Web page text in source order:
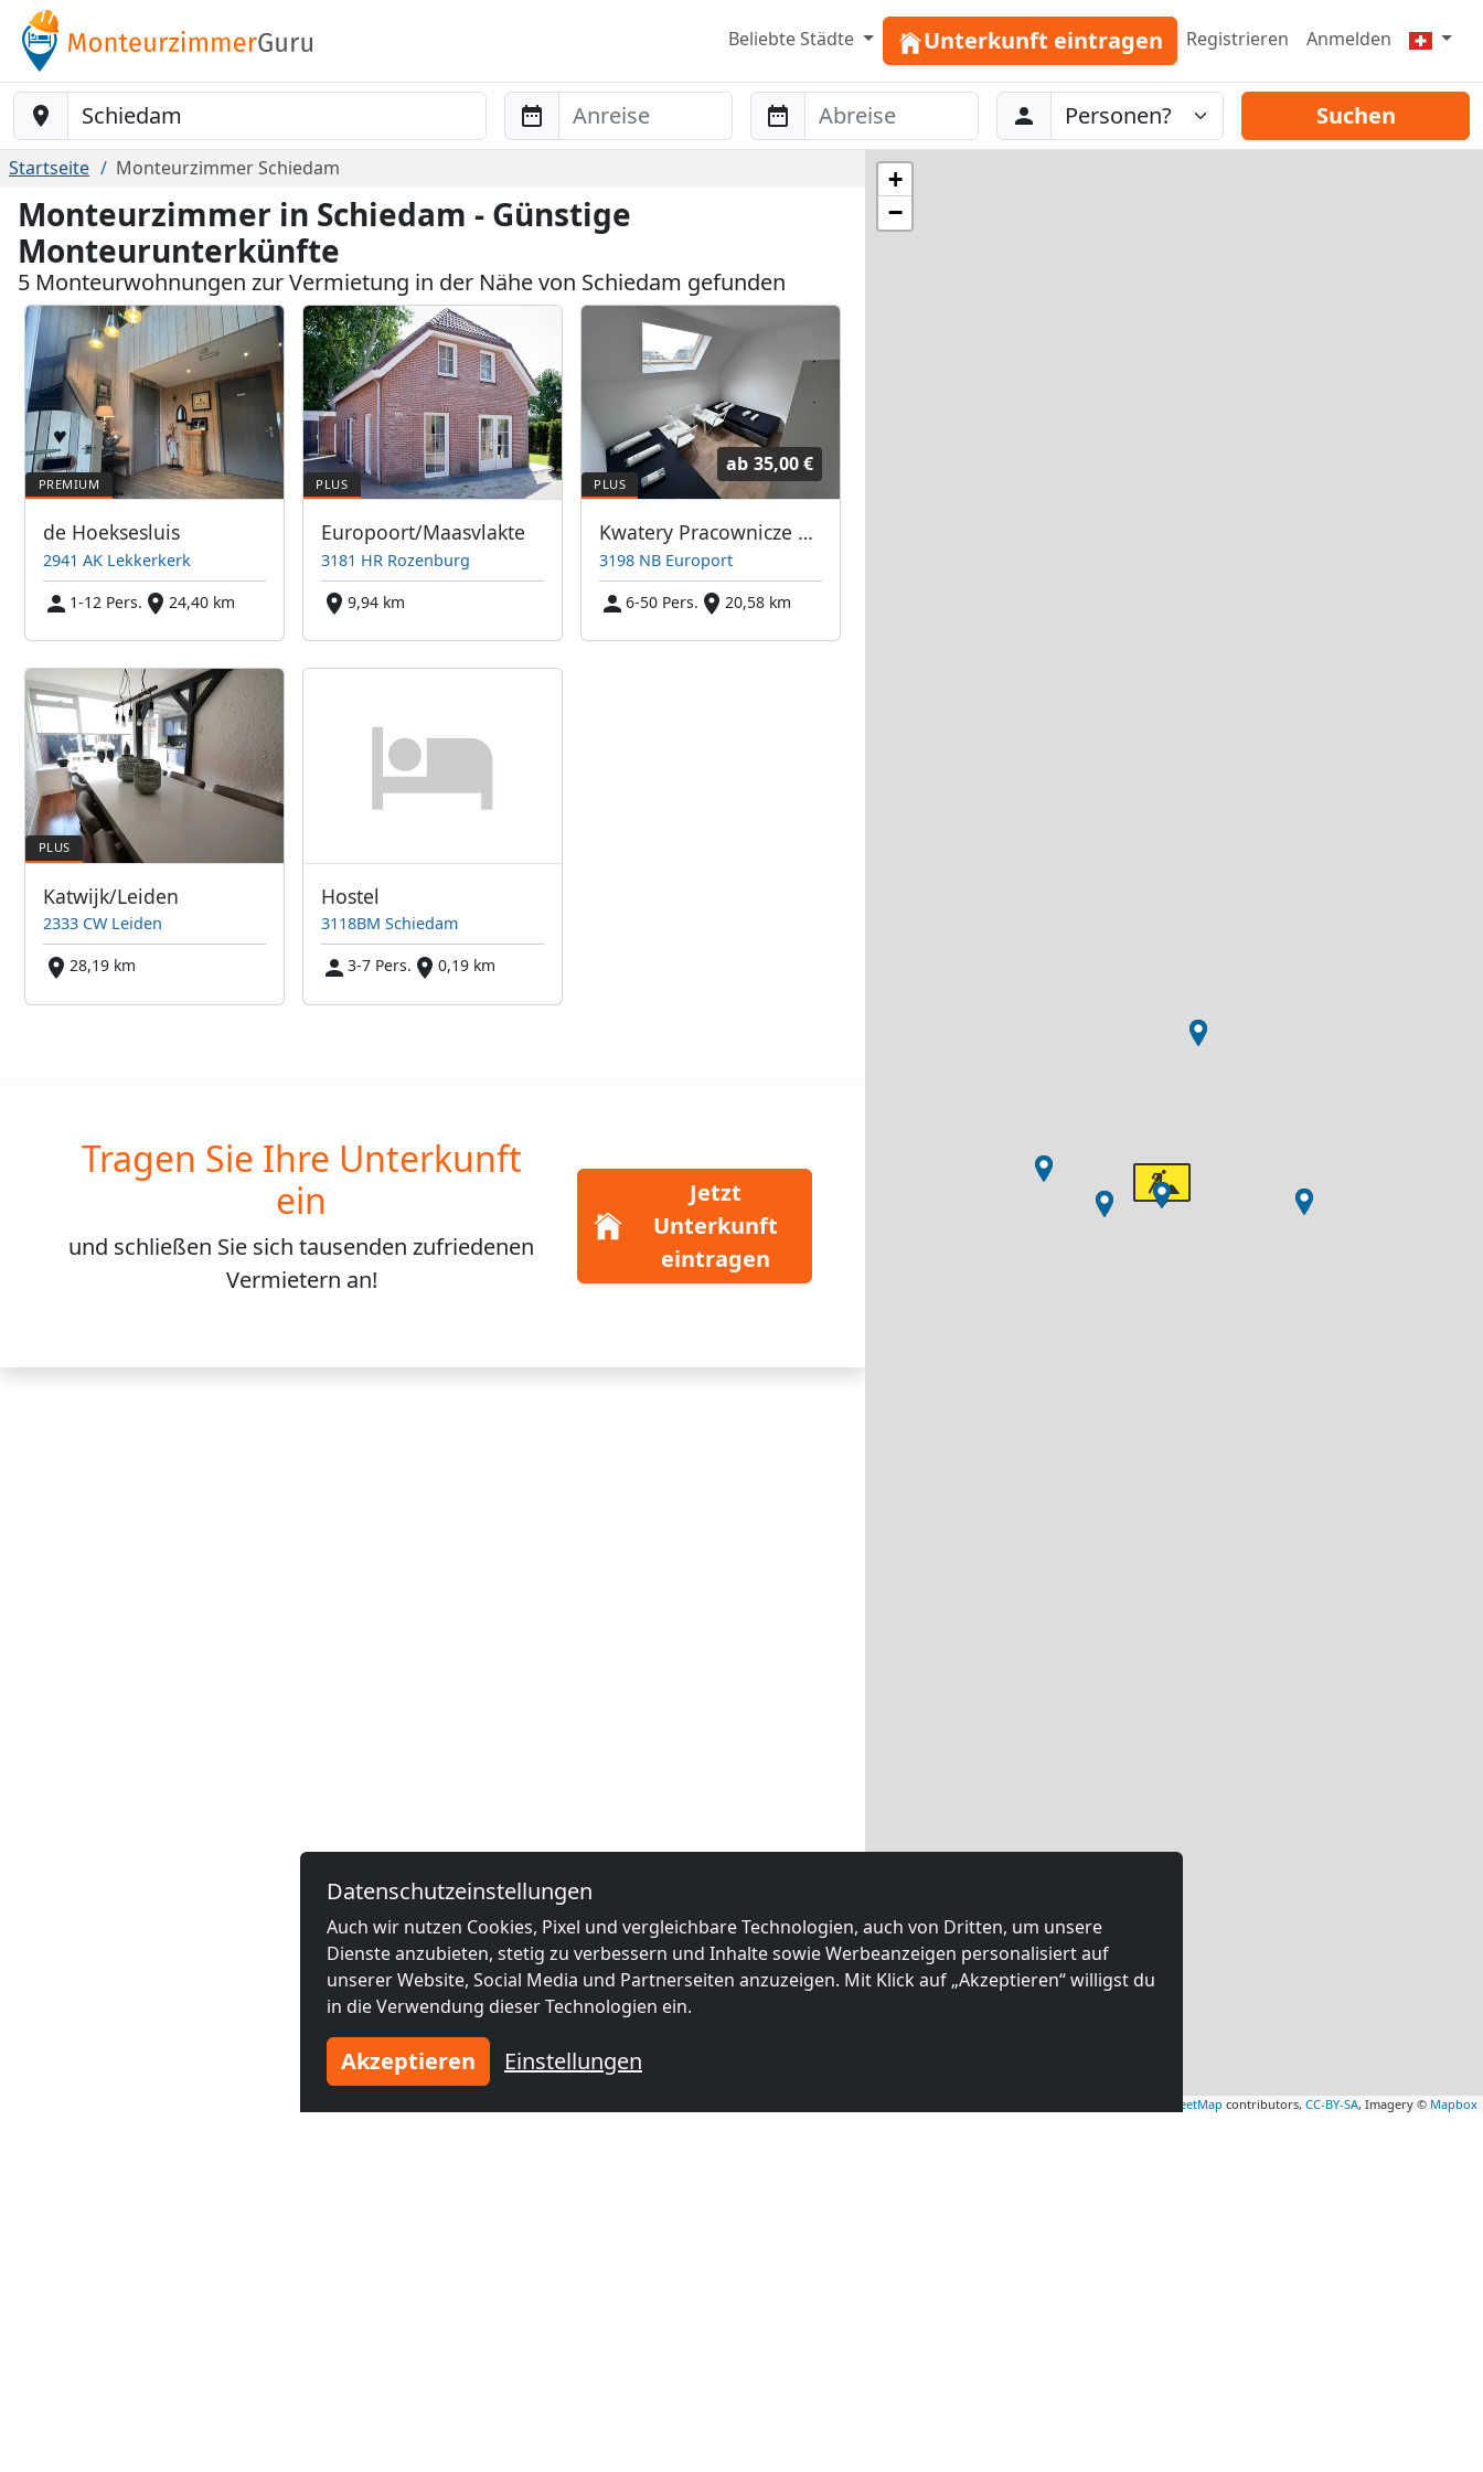
Beliebte Städte Unterkunft eintragen Registrieren Anmelden
Baustelle-Location Anreise Abreise Abreise
Personen Suchen
Startseite Monteurzimmer Schiedam
Monteurzimmer in Schiedam - Günstige
Monteurunterkünfte
5 Monteurwohnungen zur Vermietung in der Nähe von Schiedam gefunden
de Hoeksesluis
2941 AK Lekkerkerk
1-12 Pers.
24,40 km
Europoort/Maasvlakte
3181 HR Rozenburg
9,94 km
ab 35,00 €
Kwatery Pracownicze Europort Rotterdam i Okolice
3198 NB Europort
6-50 Pers.
20,58 km
Katwijk/Leiden
2333 CW Leiden
28,19 km
Hostel
3118BM Schiedam
3-7 Pers.
0,19 km
Tragen Sie Ihre Unterkunft
ein
und schließen Sie sichtausenden zufriedenen
Vermietern an!
Jetzt
Unterkunft
eintragen
+
−
OpenStreetMap contributors, CC-BY-SA, Imagery © Mapbox
Datenschutzeinstellungen
Auch wir nutzen Cookies, Pixel und vergleichbare Technologien, auch von Dritten, um unsere
Dienste anzubieten, stetig zu verbessern und Inhalte sowie Werbeanzeigen personalisiert auf
unserer Website, Social Media und Partnerseiten anzuzeigen. Mit Klick auf „Akzeptieren“ willigst du
in die Verwendung dieser Technologien ein.
Akzeptieren Einstellungen